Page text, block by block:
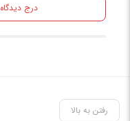
درج دیدگاه
رفتن به بالا